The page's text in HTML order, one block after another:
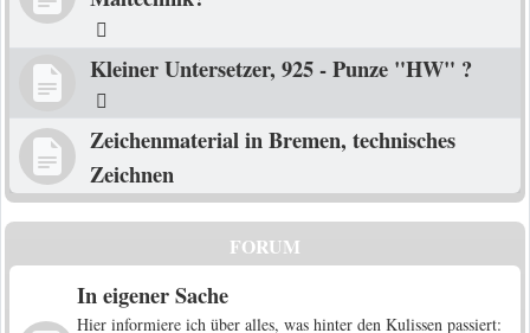
Kleiner Untersetzer, 925 - Punze "HW" ?
Zeichenmaterial in Bremen, technisches
Zeichnen
FORUM
In eigener Sache
Hier informiere ich über alles, was hinter den Kulissen passiert: